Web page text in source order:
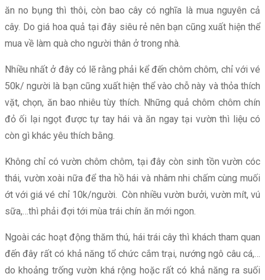
ăn no bụng thì thôi, còn bao cây có nghĩa là mua nguyên cả
cây. Do giá hoa quả tại đây siêu rẻ nên bạn cũng xuất hiện thể
mua về làm quà cho người thân ở trong nhà.
Nhiều nhất ở đây có lẽ rằng phải kể đến chôm chôm, chỉ với vé
50k/ người là bạn cũng xuất hiện thể vào chỗ này và thỏa thích
vặt, chọn, ăn bao nhiêu tùy thích. Những quả chôm chôm chín
đỏ ối lại ngọt được tự tay hái và ăn ngay tại vườn thì liệu có
còn gì khác yêu thích bằng.
Không chỉ có vườn chôm chôm, tại đây còn sinh tồn vườn cóc
thái, vườn xoài nữa để tha hồ hái và nhâm nhi chấm cùng muối
ớt với giá vé chỉ 10k/người. Còn nhiều vườn bưởi, vườn mít, vú
sữa,…thì phải đợi tới mùa trái chín ăn mới ngon.
Ngoài các hoạt động thăm thú, hái trái cây thì khách tham quan
đến đây rất có khả năng tổ chức cắm trại, nướng ngô câu cá,…
do khoảng trống vườn khá rộng hoặc rất có khả năng ra suối